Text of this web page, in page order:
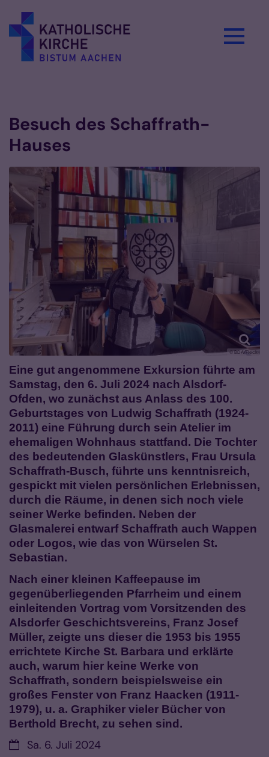
Besuch des Schaffrath-
Hauses
© BDA/Fleck
Eine gut angenommene Exkursion führte am
Samstag, den 6. Juli 2024 nach Alsdorf-
Ofden, wo zunächst aus Anlass des 100.
Geburtstages von Ludwig Schaffrath (1924-
2011) eine Führung durch sein Atelier im
ehemaligen Wohnhaus stattfand. Die Tochter
des bedeutenden Glaskünstlers, Frau Ursula
Schaffrath-Busch, führte uns kenntnisreich,
gespickt mit vielen persönlichen Erlebnissen,
durch die Räume, in denen sich noch viele
seiner Werke befinden. Neben der
Glasmalerei entwarf Schaffrath auch Wappen
oder Logos, wie das von Würselen St.
Sebastian.
Nach einer kleinen Kaffeepause im
gegenüberliegenden Pfarrheim und einem
einleitenden Vortrag vom Vorsitzenden des
Alsdorfer Geschichtsvereins, Franz Josef
Müller, zeigte uns dieser die 1953 bis 1955
errichtete Kirche St. Barbara und erklärte
auch, warum hier keine Werke von
Schaffrath, sondern beispielsweise ein
großes Fenster von Franz Haacken (1911-
1979), u. a. Graphiker vieler Bücher von
Berthold Brecht, zu sehen sind.
Datum:Sa. 6. Juli 2024